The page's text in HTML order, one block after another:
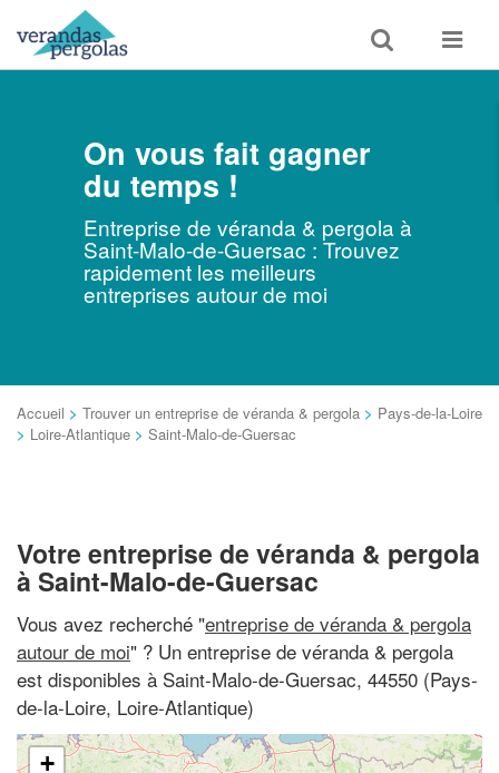
Toggle
search
Toggle
On vous fait gagner
du temps !
Entreprise de véranda & pergola à
Saint-Malo-de-Guersac : Trouvez
rapidement les meilleurs
entreprises autour de moi
Accueil > Trouver un entreprise de véranda & pergola > Pays-de-la-Loire
> Loire-Atlantique > Saint-Malo-de-Guersac
Votre entreprise de véranda & pergola
à Saint-Malo-de-Guersac
Vous avez recherché "entreprise de véranda & pergola
autour de moi" ? Un entreprise de véranda & pergola
est disponibles à Saint-Malo-de-Guersac, 44550 (Pays-
de-la-Loire, Loire-Atlantique)
+